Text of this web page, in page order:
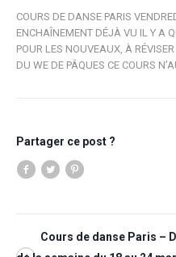
COURS DE DANSE PARIS
ENCHAÎNEMENT DÉJÀ VU IL Y A
POUR LES NOUVEAUX, À
DU WE DE PÂQUES CE COURS
Partager ce post ?
Cours de danse Paris –